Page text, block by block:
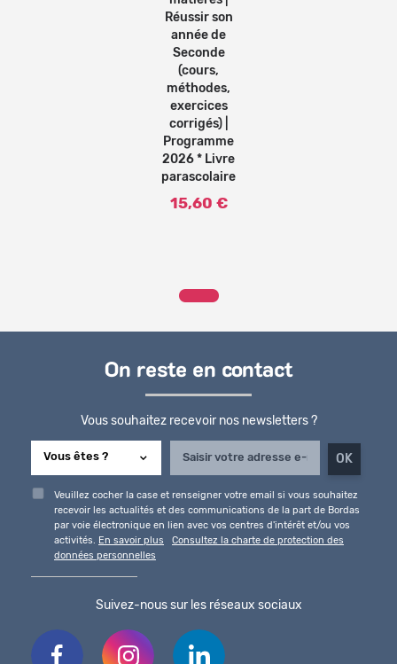
Réussir son
année de
Seconde
(cours,
méthodes,
exercices
corrigés) |
Programme
2026 * Livre
parascolaire
15,60 €
On reste en contact
Vous souhaitez recevoir nos newsletters ?
Veuillez cocher la case et renseigner votre email si vous souhaitez
recevoir les actualités et des communications de la part de Bordas
par voie électronique en lien avec vos centres d'intérêt et/ou vos
activités. En savoir plus
Consultez la charte de protection des
données personnelles
Suivez-nous sur les réseaux sociaux